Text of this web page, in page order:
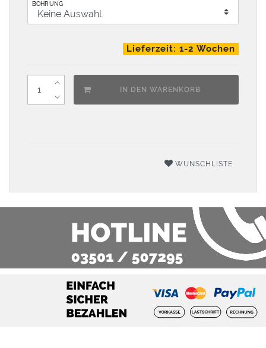
BOHRUNG
Lieferzeit: 1-2 Wochen
IN DEN WARENKORB
WUNSCHLISTE